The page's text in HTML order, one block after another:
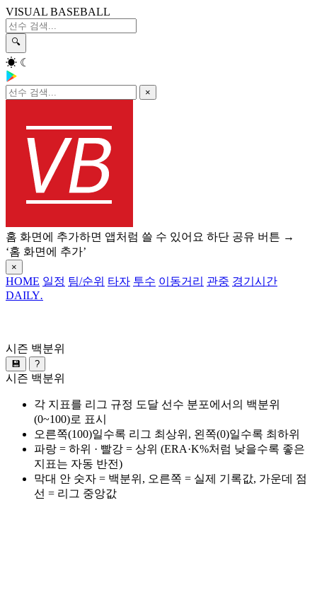
VISUAL BASEBALL
🔍
☀ ☾
×
홈 화면에 추가하면 앱처럼 쓸 수 있어요 하단 공유 버튼 →
‘홈 화면에 추가’
×
HOME 일정 팀/순위 타자 투수 이동거리 관중 경기시간
DAILY.
시즌 백분위
💾 ?
시즌 백분위
각 지표를 리그 규정 도달 선수 분포에서의 백분위
(0~100)로 표시
오른쪽(100)일수록 리그 최상위, 왼쪽(0)일수록 최하위
파랑 = 하위 · 빨강 = 상위 (ERA·K%처럼 낮을수록 좋은
지표는 자동 반전)
막대 안 숫자 = 백분위, 오른쪽 = 실제 기록값, 가운데 점
선 = 리그 중앙값